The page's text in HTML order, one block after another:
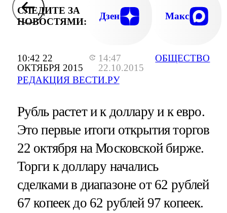
10:42 22
ОКТЯБРЯ 2015
14:47
22.10.2015
РЕДАКЦИЯ ВЕСТИ.РУ
ОБЩЕСТВО
СЛЕДИТЕ ЗА
НОВОСТЯМИ:
Дзен Макс
Рубль растет и к доллару и к евро.
Это первые итоги открытия торгов
22 октября на Московской бирже.
Торги к доллару начались
сделками в диапазоне от 62 рублей
67 копеек до 62 рублей 97 копеек.